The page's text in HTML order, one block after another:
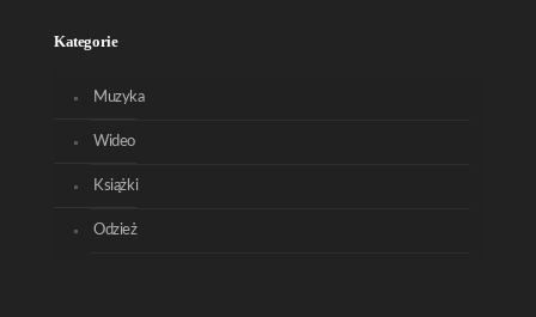
Kategorie
Muzyka
Wideo
Książki
Odzież